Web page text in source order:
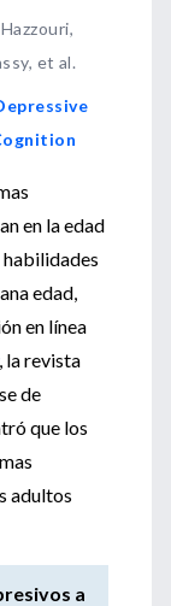
et al.
en la edad
edad,
en línea
, la revista
de
que los
adultos
a